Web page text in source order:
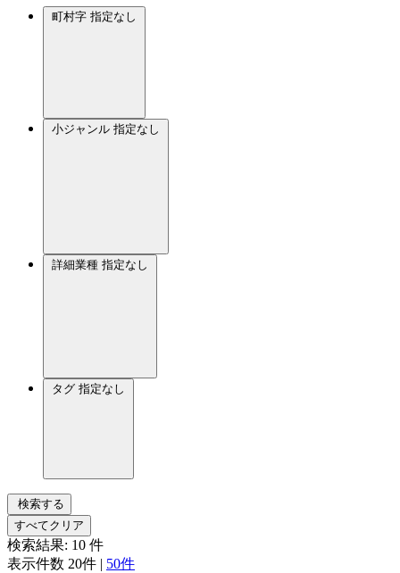
町村字 指定なし
小ジャンル 指定なし
詳細業種 指定なし
タグ 指定なし
検索する
すべてクリア
検索結果: 10 件
表示件数 20件 | 50件